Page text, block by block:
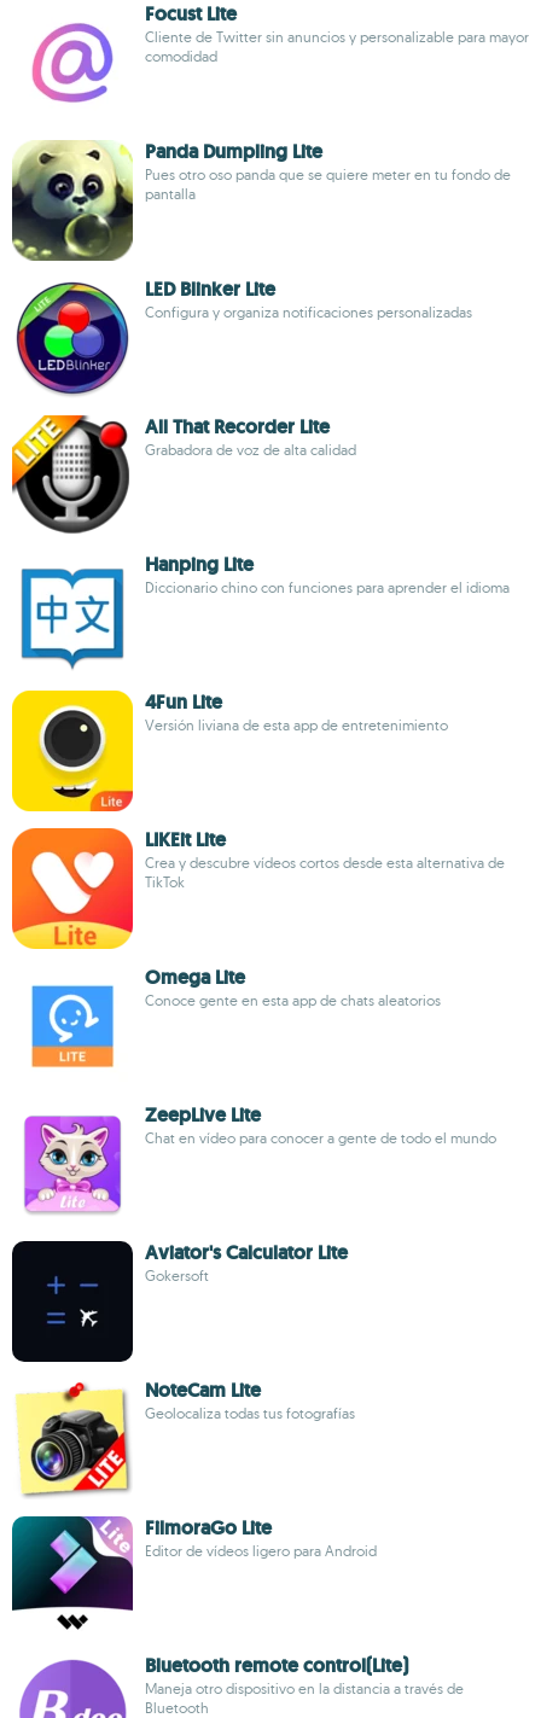
Focust Lite
Cliente de Twitter sin anuncios y personalizable para mayor
comodidad
Panda Dumpling Lite
Pues otro oso panda que se quiere meter en tu fondo de
pantalla
LED Blinker Lite
Configura y organiza notificaciones personalizadas
All That Recorder Lite
Grabadora de voz de alta calidad
Hanping Lite
Diccionario chino con funciones para aprender el idioma
4Fun Lite
Versión liviana de esta app de entretenimiento
LIKEit Lite
Crea y descubre vídeos cortos desde esta alternativa de
TikTok
Omega Lite
Conoce gente en esta app de chats aleatorios
ZeepLive Lite
Chat en vídeo para conocer a gente de todo el mundo
Aviator's Calculator Lite
Gokersoft
NoteCam Lite
Geolocaliza todas tus fotografías
FilmoraGo Lite
Editor de vídeos ligero para Android
Bluetooth remote control(Lite)
Maneja otro dispositivo en la distancia a través de
Bluetooth